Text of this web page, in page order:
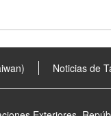
Noticias de